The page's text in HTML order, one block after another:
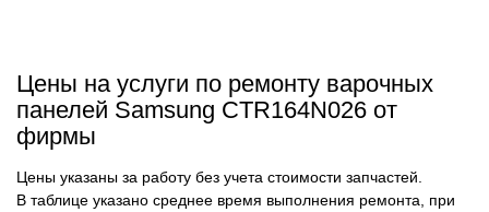
Цены на услуги по ремонту варочных
панелей Samsung CTR164N026 от
фирмы
Цены указаны за работу без учета стоимости запчастей.
В таблице указано среднее время выполнения ремонта, при